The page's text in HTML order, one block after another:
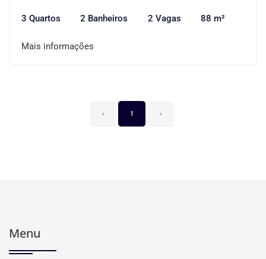
3 Quartos 2 Banheiros 2 Vagas 88 m²
Mais informações
‹ 1 ›
Menu